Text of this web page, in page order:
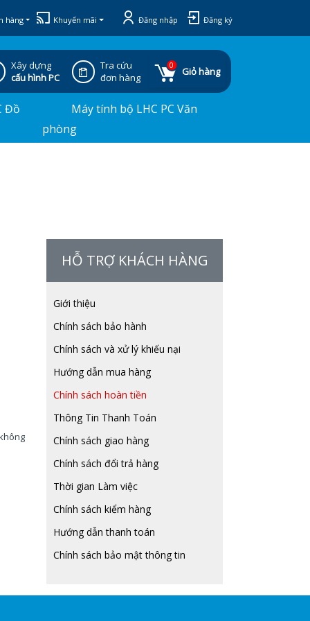
hàng Khuyến mãi Đăng nhập Đăng ký
Xây dựng
cấu hình PC
Tra cứu
đơn hàng
0
Giỏ hàng
Đồ
Máy tính bộ LHC PC Văn
phòng
HỖ TRỢ KHÁCH HÀNG
Giới thiệu
Chính sách bảo hành
Chính sách và xử lý khiếu nại
Hướng dẫn mua hàng
Chính sách hoàn tiền
Thông Tin Thanh Toán
Chính sách giao hàng
Chính sách đổi trả hàng
Thời gian Làm việc
Chính sách kiểm hàng
Hướng dẫn thanh toán
Chính sách bảo mật thông tin